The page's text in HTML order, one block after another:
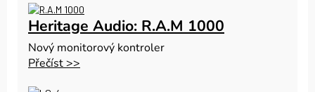
Heritage Audio: R.A.M 1000
Nový monitorový kontroler
Přečíst >>